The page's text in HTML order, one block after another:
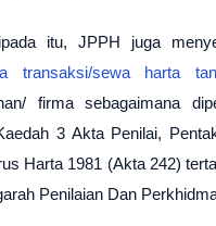
itu, JPPH juga
transaksi/sewa harta
firma sebagaimana
3 Akta Penilai,
Harta 1981 (Akta 242)
Penilaian Dan